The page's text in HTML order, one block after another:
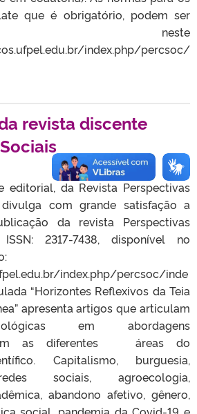
que é obrigatório, podem ser
neste
index.php/percsoc/
revista discente
editorial, da Revista Perspectivas
divulga com grande satisfação a
da revista Perspectivas
ISSN: 2317-7438, disponível no
index.php/percsoc/inde
“Horizontes Reflexivos da Teia
apresenta artigos que articulam
em abordagens
as diferentes áreas do
Capitalismo, burguesia,
sociais, agroecologia,
abandono afetivo, gênero,
social, pandemia da Covid-19 e